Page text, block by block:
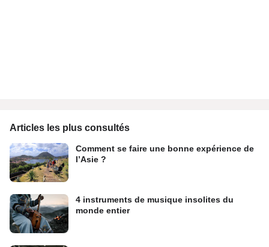
Articles les plus consultés
Comment se faire une bonne expérience de
l’Asie ?
4 instruments de musique insolites du
monde entier